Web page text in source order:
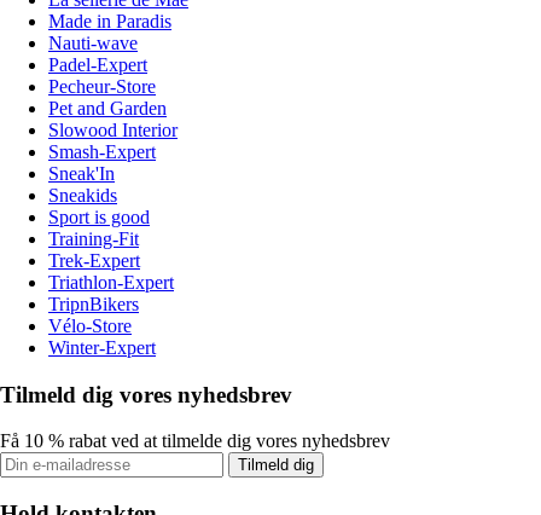
Made in Paradis
Nauti-wave
Padel-Expert
Pecheur-Store
Pet and Garden
Slowood Interior
Smash-Expert
Sneak'In
Sneakids
Sport is good
Training-Fit
Trek-Expert
Triathlon-Expert
TripnBikers
Vélo-Store
Winter-Expert
Tilmeld dig vores nyhedsbrev
Få 10 % rabat ved at tilmelde dig vores nyhedsbrev
Tilmeld dig